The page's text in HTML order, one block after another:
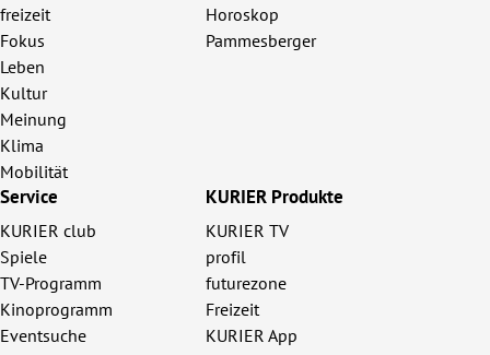
freizeit
Fokus
Leben
Kultur
Meinung
Klima
Mobilität
Horoskop
Pammesberger
Service
KURIER club
Spiele
TV-Programm
Kinoprogramm
Eventsuche
KURIER Produkte
KURIER TV
profil
futurezone
Freizeit
KURIER App